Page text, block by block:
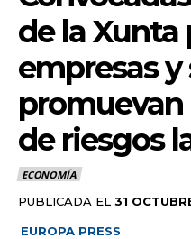
de la Xunta
empresas
de riesgos
ECONOMÍA
PUBLICADA EL 31
EUROPA PRESS